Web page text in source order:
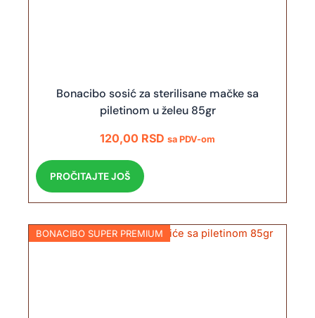
Bonacibo sosić za sterilisane mačke sa
piletinom u želeu 85gr
120,00 RSD sa PDV-om
PROČITAJTE JOŠ
BONACIBO SUPER PREMIUM